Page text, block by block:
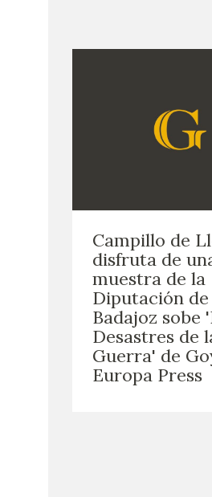
Campillo de
disfruta de
muestra de la
Diputación de
Badajoz sobe
Desastres de
Guerra' de
Europa Press